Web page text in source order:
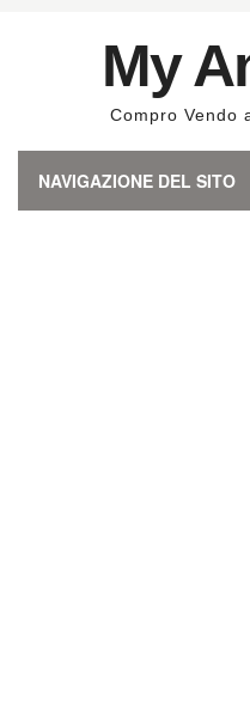
My
Compro Vendo
NAVIGAZIONE DEL SITO